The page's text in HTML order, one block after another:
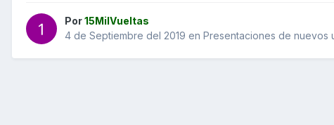
Por15MilVueltas
4 de Septiembre del 2019 en Presentaciones de nuevos